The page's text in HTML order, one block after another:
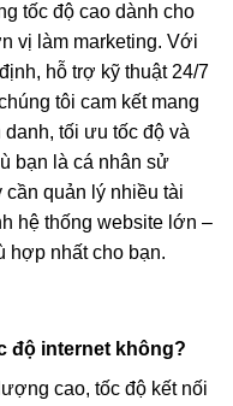
tốc độ cao dành cho
vị làm marketing. Với
hỗ trợ kỹ thuật 24/7
tôi cam kết mang
tối ưu tốc độ và
bạn là cá nhân sử
quản lý nhiều tài
hệ thống website lớn –
hợp nhất cho bạn.
độ internet không?
cao, tốc độ kết nối